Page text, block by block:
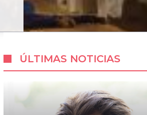
ÚLTIMAS NOTICIAS